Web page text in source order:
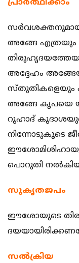
പ്രാര്‍ത്ഥിക്കാം
സര്‍വശക്തനുമായ
അങ്ങേ എത്രയും
അദ്ദേഹം
സ്തുതികളെയും
അങ്ങേ കൃപയെ
റൂഹാദ്
നിന്നോടുകൂടെ
പൊറുതി
സുകൃതജപം
ഈശോയുടെ
സല്‍ക്രിയ